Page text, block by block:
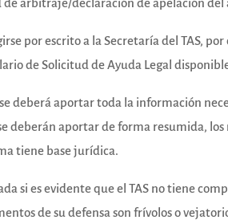
de arbitraje/declaración de apelación del
por escrito a la Secretaría del TAS,
de Solicitud de Ayuda Legal
deberá aportar toda la información
deberán aportar de forma resumida,
tiene base jurídica.
si es evidente que el TAS no tiene
de su defensa son frívolos o